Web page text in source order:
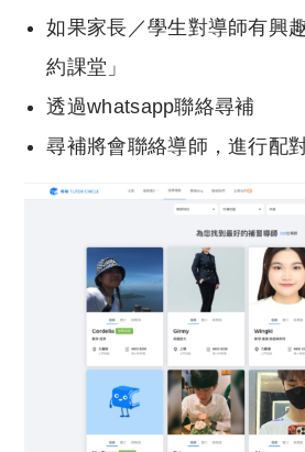
如果家長／學生對導師有興
約課堂」
透過whatsapp聯絡尋補
尋補將會聯絡導師，進行配